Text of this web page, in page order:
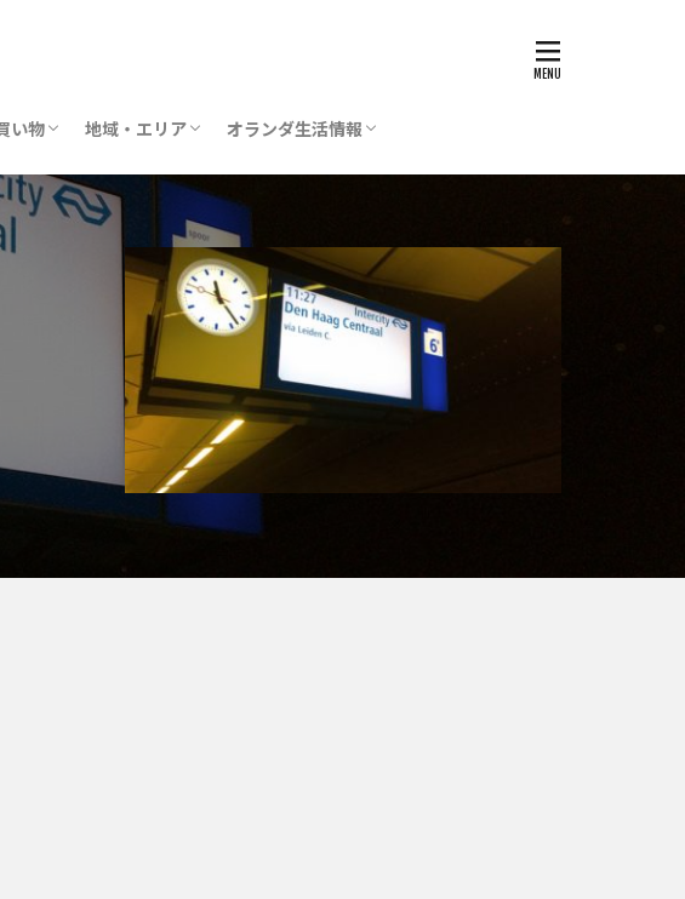
い物
ングモール
ト・市場
発ブランド
地域・エリア
アムステルダム
アムステルフェーン
スキポール空港
ライデン
ハーグ（デン・ハーグ）
ユトレヒト
マーストリヒト
オランダ生活情報
一時帰国